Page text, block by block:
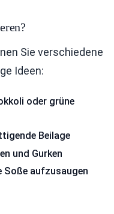
Sie verschiedene
Ideen:
oder grüne
Beilage
und Gurken
Soße aufzusaugen